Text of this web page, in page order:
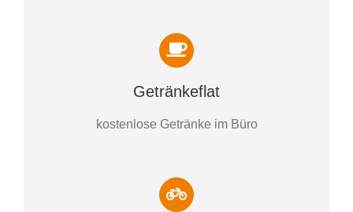
Getränkeflat
kostenlose Getränke im Büro